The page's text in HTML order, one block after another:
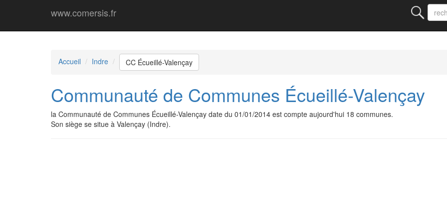
www.comersis.fr
Accueil Indre CC Écueillé-Valençay
Communauté de Communes Écueillé-Valençay
la Communauté de Communes Écueillé-Valençay date du 01/01/2014 est compte aujourd'hui 18 communes.
Son siège se situe à Valençay (Indre).